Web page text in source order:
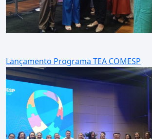
Lançamento Programa TEA COMESP